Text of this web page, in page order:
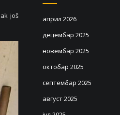
još
април 2026
децембар 2025
новембар 2025
октобар 2025
септембар 2025
август 2025